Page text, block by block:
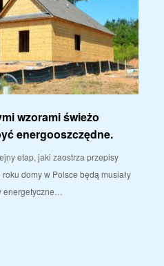
wzorami świeżo
energooszczędne.
etap, jaki zaostrza przepisy
domy w Polsce będą musiały
energetyczne…